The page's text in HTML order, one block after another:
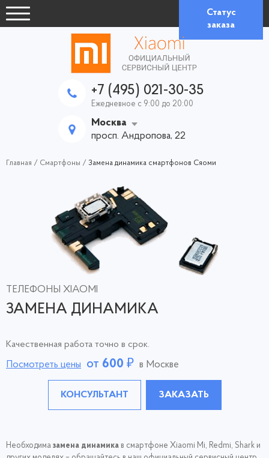
Статус
заказа
+7 (495) 021-30-35
Ежедневное с 9:00 до 20:00
Москва
просп. Андропова, 22
Главная / Смартфоны / Замена динамика смартфонов Сяоми
ТЕЛЕФОНЫ XIAOMI
ЗАМЕНА ДИНАМИКА
Качественная работа точно в срок.
Посмотреть цены от 600 ₽ в Москве
КОНСУЛЬТАНТ ЗАКАЗАТЬ
Необходима замена динамика в смартфоне Xiaomi Mi, Redmi, Shark и